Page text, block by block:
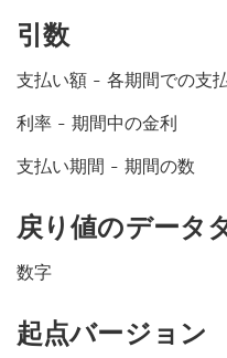
引数
支払い額- 各期間での支
利率 - 期間中の金利
支払い期間 - 期間の数
戻り値のデータ
数字
起点バージョン